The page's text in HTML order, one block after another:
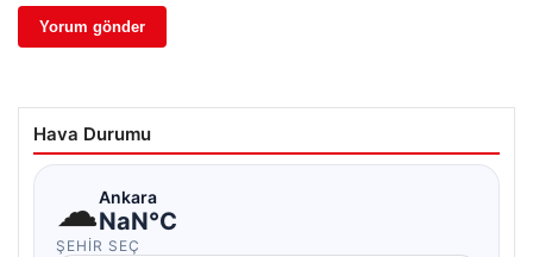
Hava Durumu
☁Ankara
NaN°C
ŞEHIR SEÇ